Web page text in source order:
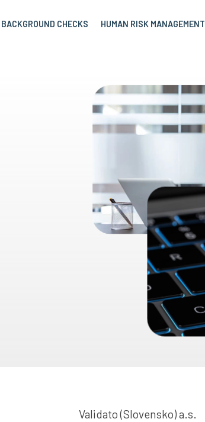
BACKGROUND CHECKS HUMAN RISK MANAGEMENT
Validato (Slovensko) a.s.